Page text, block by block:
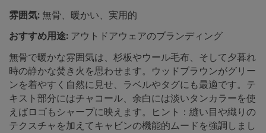
雰囲気: 無骨、暖かい、実用的
おすすめ用途: アウトドアウェアのブランディング
無骨で暖かな雰囲気は、杉板やウール毛布、そして夕暮れ
時の静かな焚き火を思わせます。ウッドブラウンがグリー
ンを着やすく自然に見せ、ラベルやタグにも最適です。テ
キスト部分にはチャコール、余白には淡いタンカラーを使
えばロゴもシャープに映えます。ヒント：縫い目や織りの
テクスチャを加えてキャビンの機能的ムードを強調しまし